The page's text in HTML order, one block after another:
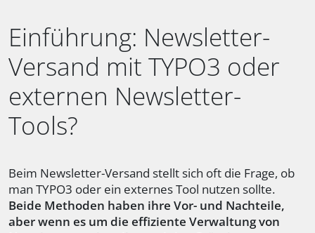
Einführung: Newsletter-
Versand mit TYPO3 oder
externen Newsletter-
Tools?
Beim Newsletter-Versand stellt sich oft die Frage, ob
man TYPO3 oder ein externes Tool nutzen sollte.
Beide Methoden haben ihre Vor- und Nachteile,
aber wenn es um die effiziente Verwaltung von